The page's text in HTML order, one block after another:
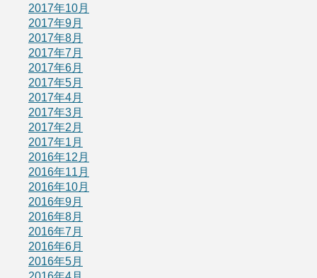
2017年10月
2017年9月
2017年8月
2017年7月
2017年6月
2017年5月
2017年4月
2017年3月
2017年2月
2017年1月
2016年12月
2016年11月
2016年10月
2016年9月
2016年8月
2016年7月
2016年6月
2016年5月